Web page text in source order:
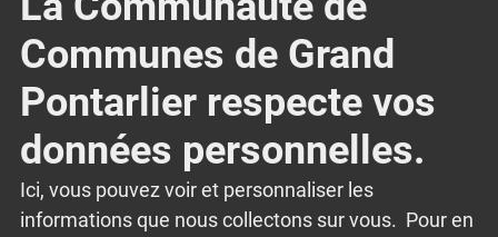
Communes de Grand
Pontarlier respecte vos
données personnelles.
Ici, vous pouvez voir et personnaliser les
informations que nous collectons sur vous. Pour en
bureaux de l’Office de Tourisme.